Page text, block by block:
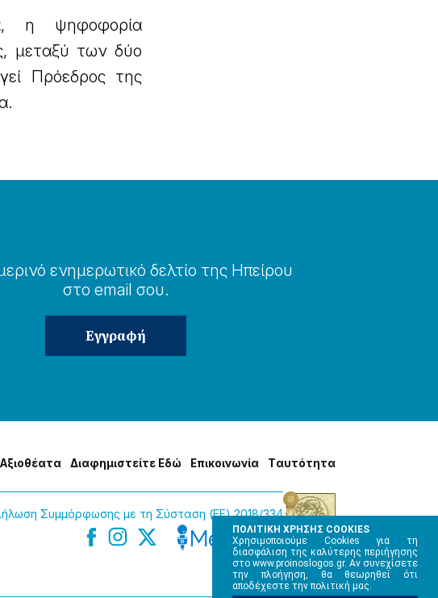
ΠΟΛΙΤΙΚΗ ΧΡΗΣΗΣ COOKIES
Χρησιμοποιούμε Cookies για τη
διασφάλιση της καλύτερης περιήγησης
στο www.proinoslogos.gr. Αν συνεχίσετε
την πλοήγηση, θα θεωρηθεί ότι
αποδέχεστε την πολιτική μας.
η ψηφοφορία
μεταξύ των δύο
Πρόεδρος της
ενημερωτɩκό δελτίο της Ηπείρου
στο email σου.
Αξɩοθέατα Δɩαφημɩστείτε Εδώ Επɩκοɩνωνία Tαυτότητα
Συμμόρφωσης με τη Σύσταση (ΕΕ) 2018/334